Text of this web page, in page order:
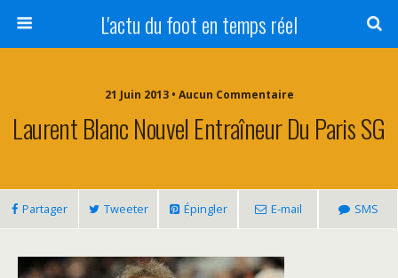
L'actu du foot en temps réel
21 Juin 2013 • Aucun Commentaire
Laurent Blanc Nouvel Entraîneur Du Paris SG
Partager Tweeter Épingler E-mail SMS